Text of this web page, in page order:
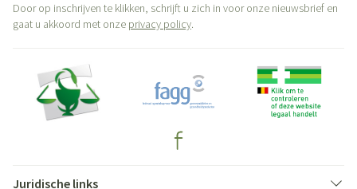
Door op inschrijven te klikken, schrijft u zich in voor onze nieuwsbrief en
gaat u akkoord met onze privacy policy.
Juridische links